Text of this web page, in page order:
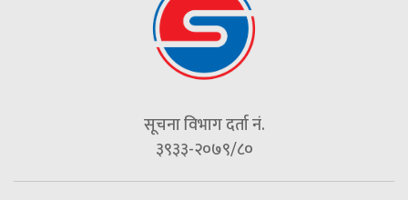
सूचना विभाग दर्ता नं.
३९३३-२०७९/८०